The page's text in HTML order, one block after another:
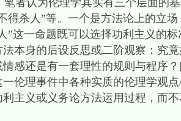
者认为伦理学其实有三个层面的
得杀人”等。一个是方法论上的立
”这一命题既可以选择功利主义的
本身的后设反思或二阶观察：究
感还是有一套理性的规则与程序
伦理事件中各种实质的伦理学观
主义或义务论方法运用过程，而